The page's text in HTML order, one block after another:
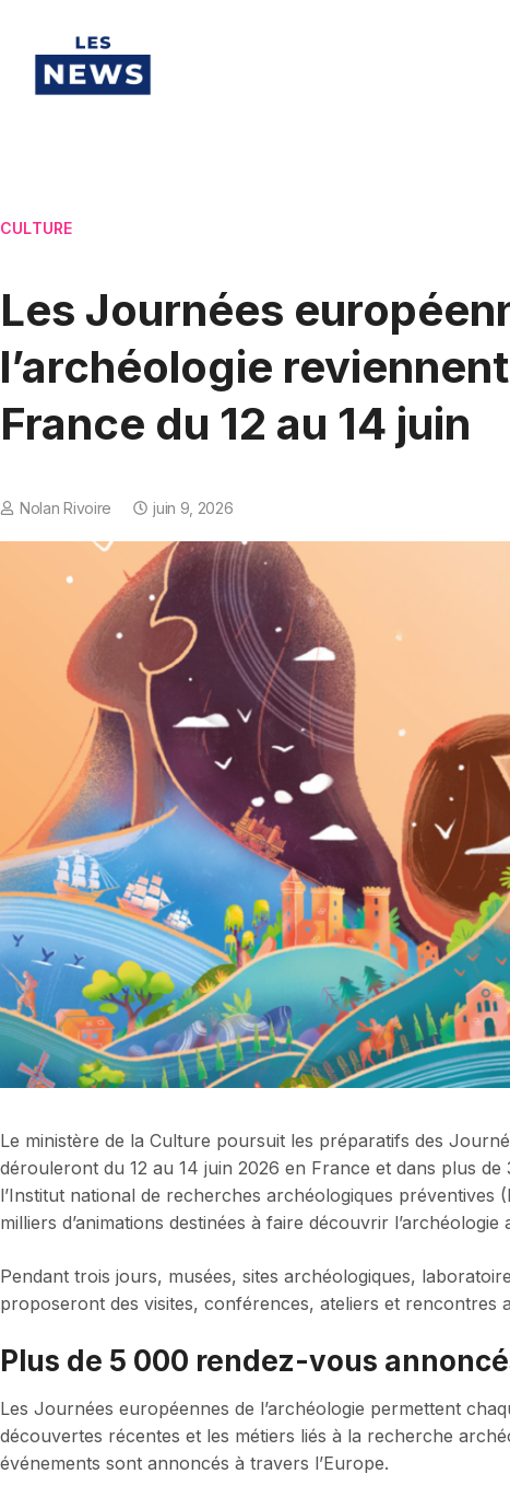
CULTURE
Les Journées
l’archéologie
France du 12 au 14 juin
Nolan Rivoire juin 9, 2026
Le ministère de la Culture poursuit les préparatifs des
dérouleront du 12 au 14 juin 2026 en France et dans plus
l’Institut national de recherches archéologiques préventives
milliers d’animations destinées à faire découvrir l’archéologie
Pendant trois jours, musées, sites archéologiques,
proposeront des visites, conférences, ateliers et rencontres
Plus de 5 000 rendez-vous
Les Journées européennes de l’archéologie permettent
découvertes récentes et les métiers liés à la recherche
événements sont annoncés à travers l’Europe.